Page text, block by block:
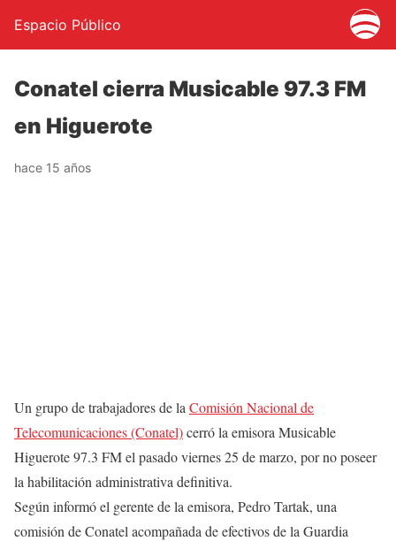
Espacio Público
Conatel cierra Musicable 97.3 FM
en Higuerote
hace 15 años
Un grupo de trabajadores de la Comisión Nacional de
Telecomunicaciones (Conatel)cerró la emisora Musicable
Higuerote 97.3 FM el pasado viernes 25 de marzo, por no poseer
la habilitación administrativa definitiva.
Según informó el gerente de la emisora, Pedro Tartak, una
comisión de Conatel acompañada de efectivos de la Guardia